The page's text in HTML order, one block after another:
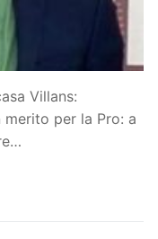
Villans:
per la Pro: a